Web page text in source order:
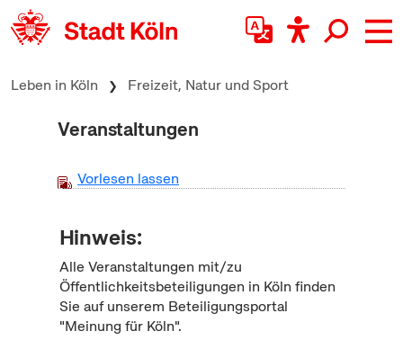
zum Inhalt springen
Leben in Köln Freizeit, Natur und Sport
Veranstaltungen
Vorlesen lassen
Hinweis:
Alle Veranstaltungen mit/zu
Öffentlichkeitsbeteiligungen in Köln finden
Sie auf unserem Beteiligungsportal
"Meinung für Köln".